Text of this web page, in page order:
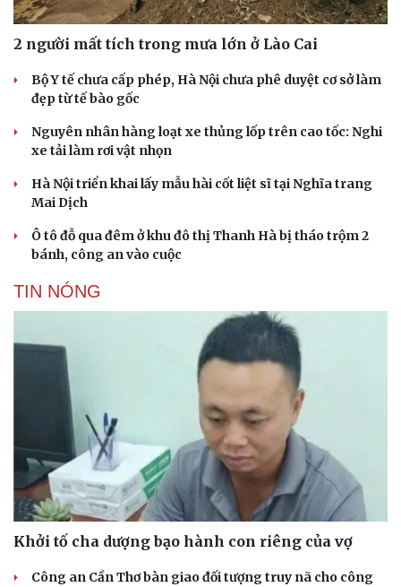
Sân khấu - Điện ảnh
Giải trí
Thời trang
2 người mất tích trong mưa lớn ở Lào Cai
Bộ Y tế chưa cấp phép, Hà Nội chưa phê duyệt cơ sở làm
đẹp từ tế bào gốc
Nguyên nhân hàng loạt xe thủng lốp trên cao tốc: Nghi
xe tải làm rơi vật nhọn
Hà Nội triển khai lấy mẫu hài cốt liệt sĩ tại Nghĩa trang
Mai Dịch
Ô tô đỗ qua đêm ở khu đô thị Thanh Hà bị tháo trộm 2
bánh, công an vào cuộc
TIN NÓNG
Khởi tố cha dượng bạo hành con riêng của vợ
Công an Cần Thơ bàn giao đối tượng truy nã cho công